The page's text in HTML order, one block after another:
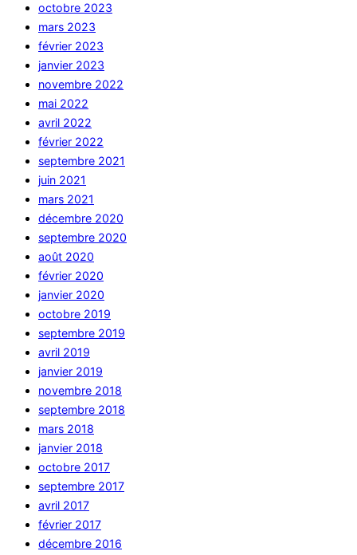
octobre 2023
mars 2023
février 2023
janvier 2023
novembre 2022
mai 2022
avril 2022
février 2022
septembre 2021
juin 2021
mars 2021
décembre 2020
septembre 2020
août 2020
février 2020
janvier 2020
octobre 2019
septembre 2019
avril 2019
janvier 2019
novembre 2018
septembre 2018
mars 2018
janvier 2018
octobre 2017
septembre 2017
avril 2017
février 2017
décembre 2016